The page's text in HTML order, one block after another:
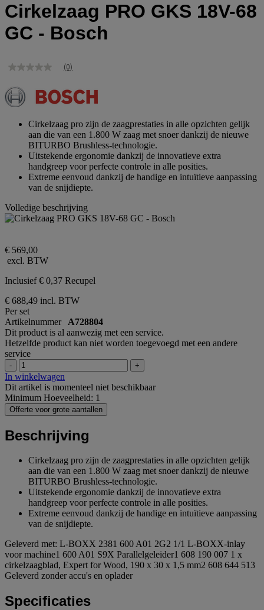
Cirkelzaag PRO GKS 18V-68
GC - Bosch
Geen
Dezelfde
paginalink.
(0)
Cirkelzaag pro zijn de zaagprestaties in alle opzichten gelijk
aan die van een 1.800 W zaag met snoer dankzij de nieuwe
BITURBO Brushless-technologie.
Uitstekende ergonomie dankzij de innovatieve extra
handgreep voor perfecte controle in alle posities.
Extreme eenvoud dankzij de handige en intuïtieve aanpassing
van de snijdiepte.
Volledige beschrijving
€ 569,00
excl. BTW
Inclusief € 0,37 Recupel
€ 688,49 incl. BTW
Per set
Artikelnummer A728804
Dit product is al aanwezig met een service.
Hetzelfde product kan niet worden toegevoegd met een andere
service
- +
In winkelwagen
Dit artikel is momenteel niet beschikbaar
Minimum Hoeveelheid: 1
Offerte voor grote aantallen
Beschrijving
Cirkelzaag pro zijn de zaagprestaties in alle opzichten gelijk
aan die van een 1.800 W zaag met snoer dankzij de nieuwe
BITURBO Brushless-technologie.
Uitstekende ergonomie dankzij de innovatieve extra
handgreep voor perfecte controle in alle posities.
Extreme eenvoud dankzij de handige en intuïtieve aanpassing
van de snijdiepte.
Geleverd met: L-BOXX 2381 600 A01 2G2 1/1 L-BOXX-inlay
voor machine1 600 A01 S9X Parallelgeleider1 608 190 007 1 x
cirkelzaagblad, Expert for Wood, 190 x 30 x 1,5 mm2 608 644 513
Geleverd zonder accu's en oplader
Specificaties